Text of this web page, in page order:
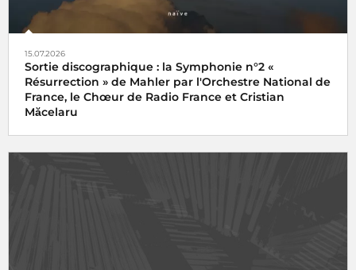
15.07.2026
Sortie discographique : la Symphonie n°2 «
Résurrection » de Mahler par l'Orchestre National de
France, le Chœur de Radio France et Cristian
Măcelaru